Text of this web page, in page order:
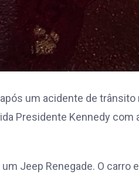
um acidente de
Presidente Kennedy com
Jeep Renegade. O